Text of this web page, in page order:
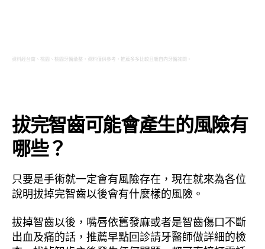
資料經台南、桃園、桃園牙醫彙整，資料僅供參考，推薦多多比較且親自向牙醫詢問。
拔完智齒可能會產生的風險有
哪些？
只要是手術就一定會有風險存在，現在就來為各位
說明拔掉完智齒以後會有什麼樣的風險。
拔掉智齒以後，嘴唇依舊發麻或者是智齒傷口不斷
出血及痛的話，推薦早點回診請牙醫師做詳細的檢